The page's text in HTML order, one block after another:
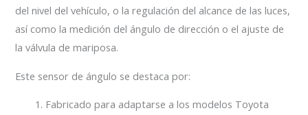
del nivel del vehículo, o la regulación del alcance de las luces,
así como la medición del ángulo de dirección o el ajuste de
la válvula de mariposa.
Este sensor de ángulo se destaca por:
Fabricado para adaptarse a los modelos Toyota